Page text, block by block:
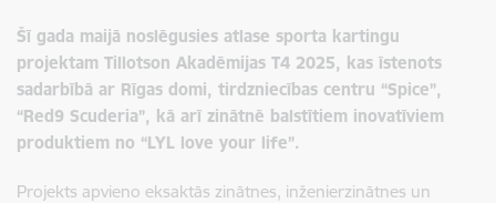
Šī gada maijā noslēgusies atlase sporta kartingu
projektam Tillotson Akadēmijas T4 2025, kas īstenots
sadarbībā ar Rīgas domi, tirdzniecības centru “Spice”,
“Red9 Scuderia”, kā arī zinātnē balstītiem inovatīviem
produktiem no “LYL love your life”.
Projekts apvieno eksaktās zinātnes, inženierzinātnes un